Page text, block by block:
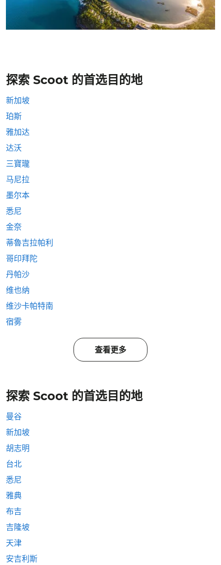
探索 Scoot 的首选目的地
新加坡
珀斯
雅加达
达沃
三寶瓏
马尼拉
墨尔本
悉尼
金奈
蒂魯吉拉帕利
哥印拜陀
丹帕沙
维也纳
维沙卡帕特南
宿雾
查看更多
探索 Scoot 的首选目的地
曼谷
新加坡
胡志明
台北
悉尼
雅典
布吉
吉隆坡
天津
安吉利斯